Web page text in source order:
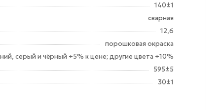
140±1
сварная
12,6
порошковая окраска
серый и чёрный +5% к цене; другие цвета +10%
595±5
30±1